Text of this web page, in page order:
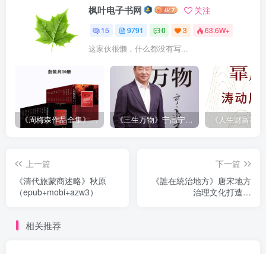
枫叶电子书网 关注
15 9791 0 3 63.6W+
这家伙很懒，什么都没有写...
《周梅森作品全集》[共30册] 《三生万物》宁高宁（epub+mobi+azw3+pdf）
上一篇
《清代旅蒙商述略》秋原
（epub+mobi+azw3）
下一篇
《誰在統治地方》唐宋地方
治理文化打造史
相关推荐